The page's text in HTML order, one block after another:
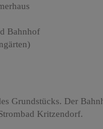
Bahnhof
Grundstücks. Der
Kritzendorf.